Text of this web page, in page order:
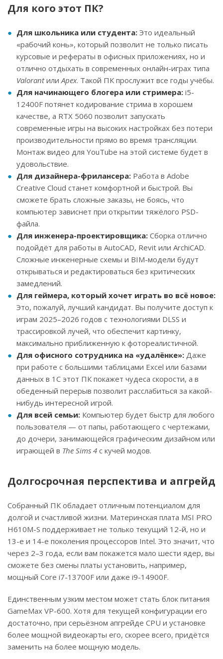
Для кого этот ПК?
Для школьника или студента: Это идеальный
«рабочий конь», который позволит не только писать
курсовые и рефераты в офисных приложениях, но и
отлично отдыхать в современных онлайн-играх типа
ValorantилиApex. Такой ПК прослужит все годы учёбы.
Для начинающего блогера или стримера: i5-
12400F потянет кодирование стрима в хорошем
качестве, а RTX 5060 позволит запускать
современные игры на высоких настройках без потери
производительности прямо во время трансляции.
Монтаж видео для YouTube на этой системе будет в
удовольствие.
Для дизайнера-фрилансера: Работа в Adobe
Creative Cloud станет комфортной и быстрой. Вы
сможете брать сложные заказы, не боясь, что
компьютер зависнет при открытии тяжёлого PSD-
файла.
Для инженера-проектировщика: Сборка отлично
подойдёт для работы в AutoCAD, Revit или ArchiCAD.
Сложные инженерные схемы и BIM-модели будут
открываться и редактироваться без критических
замедлений.
Для геймера, который хочет играть во всё новое:
Это, пожалуй, лучший кандидат. Вы получите доступ к
играм 2025–2026 годов с технологиями DLSS и
трассировкой лучей, что обеспечит картинку,
максимально приближенную к фотореалистичной.
Для офисного сотрудника на «удалёнке»: Даже
при работе с большими таблицами Excel или базами
данных в 1С этот ПК покажет чудеса скорости, а в
обеденный перерыв позволит расслабиться за какой-
нибудь интересной игрой.
Для всей семьи: Компьютер будет быстр для любого
пользователя — от папы, работающего с чертежами,
до дочери, занимающейся графическим дизайном или
играющей в The Sims 4 с кучей модов.
Долгосрочная перспектива и апгрейд
Собранный ПК обладает отличным потенциалом для
долгой и счастливой жизни. Материнская плата MSI PRO
H610M-S поддерживает не только текущий 12-й, но и
13-е и 14-е поколения процессоров Intel. Это значит, что
через 2–3 года, если вам покажется мало шести ядер, вы
сможете без смены платы установить, например,
мощный Core i7-13700F или даже i9-14900F.
Единственным узким местом может стать блок питания
GameMax VP-600. Хотя для текущей конфигурации его
достаточно, при серьёзном апгрейде CPU и установке
более мощной видеокарты его, скорее всего, придётся
заменить на более мощную модель.